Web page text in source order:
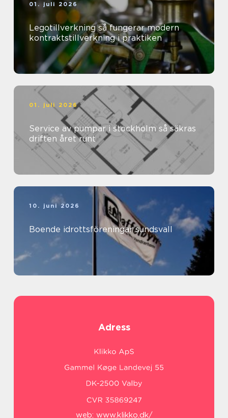
01. juli 2026
Legotillverkning så fungerar modern
kontraktstillverkning i praktiken
01. juli 2026
Service av pumpar i stockholm så säkras
driften året runt
10. juni 2026
Boende idrottsföreningar sundsvall
Adress
web: www.klikko.dk/